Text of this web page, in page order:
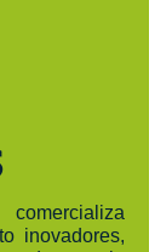
inovadores,